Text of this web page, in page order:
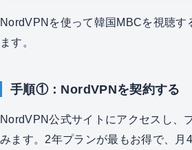
NordVPNを使って韓国MBCを視聴す
ます。
手順①：NordVPNを契約する
NordVPN公式サイトにアクセスし、
みます。2年プランが最もお得で、月